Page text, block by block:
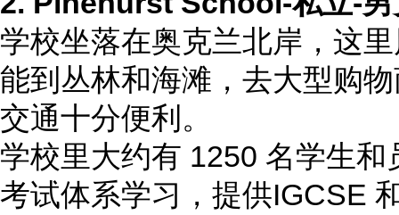
学校坐落在奥克兰北岸，这
能到丛林和海滩，去大型购
交通十分便利。
学校里大约有 1250 名学生
考试体系学习，提供IGCSE